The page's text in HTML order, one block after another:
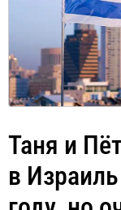
Таня и
в